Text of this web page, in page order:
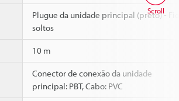
Plugue da unidade principal (preto) -
soltos
10 m
Conector de conexão da unidade
principal: PBT, Cabo: PVC
Scroll